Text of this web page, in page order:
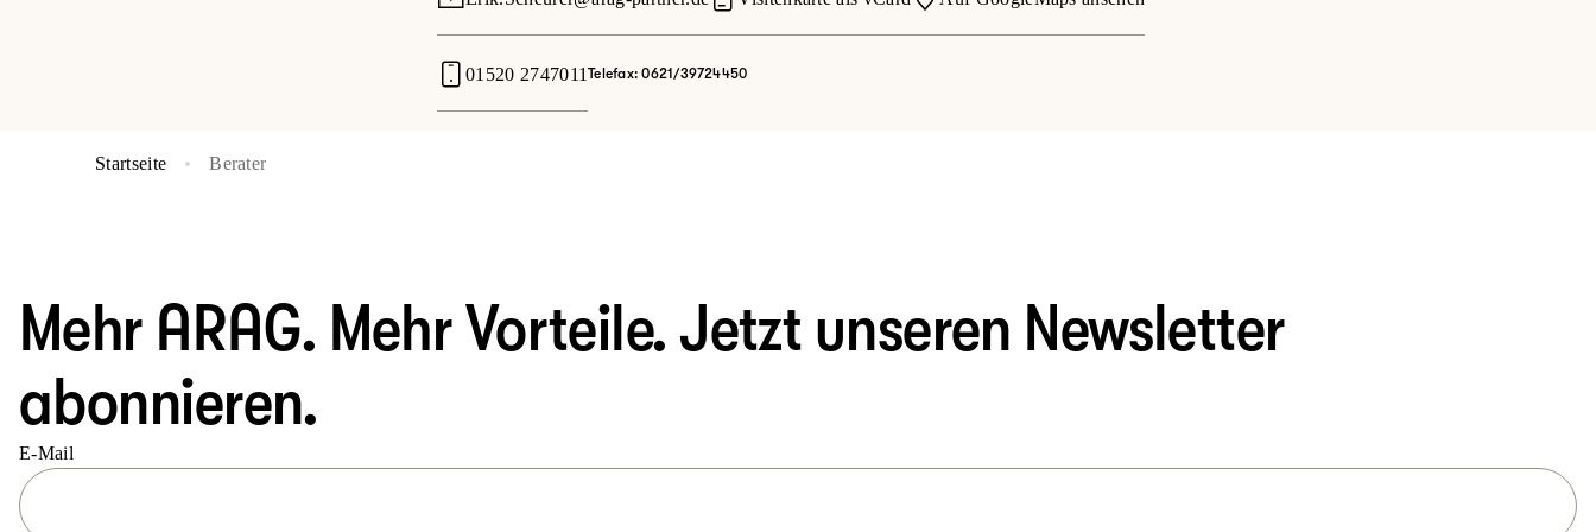
01520 2747011Telefax: 0621/39724450
Startseite Berater
Mehr ARAG. Mehr Vorteile. Jetzt unseren Newsletter
abonnieren.
E-Mail